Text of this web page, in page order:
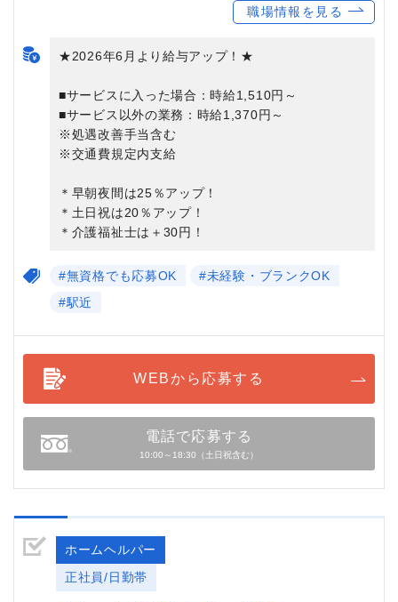
職場情報を見る
★2026年6月より給与アップ！★
■サービスに入った場合：時給1,510円～
■サービス以外の業務：時給1,370円～
※処遇改善手当含む
※交通費規定内支給
＊早朝夜間は25％アップ！
＊土日祝は20％アップ！
＊介護福祉士は＋30円！
#無資格でも応募OK
#未経験・ブランクOK
#駅近
WEBから応募する
電話で応募する
10:00～18:30（土日祝含む）
ホームヘルパー
正社員/日勤帯